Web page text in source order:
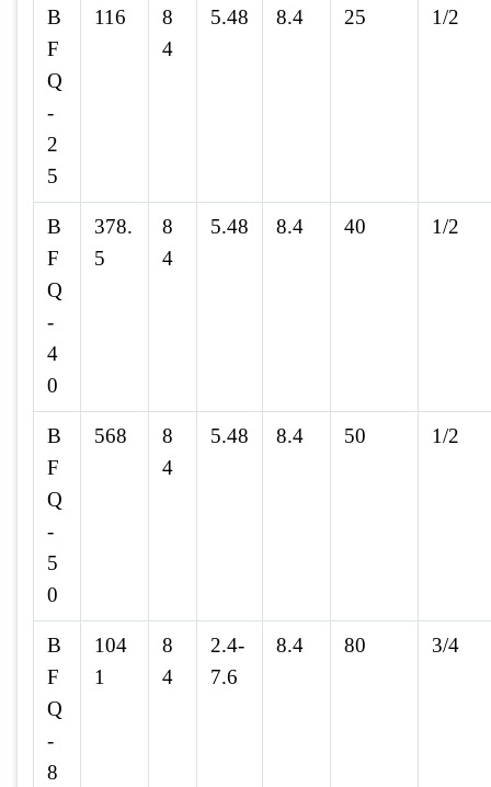
B
F
Q
-
2
5
116
8
4
5.48 8.4 25 1/2
B
F
Q
-
4
0
378.
5
8
4
5.48 8.4 40 1/2
B
F
Q
-
5
0
568
8
4
5.48 8.4 50 1/2
B
F
Q
-
8
104
1
8
4
2.4-
7.6
8.4 80 3/4